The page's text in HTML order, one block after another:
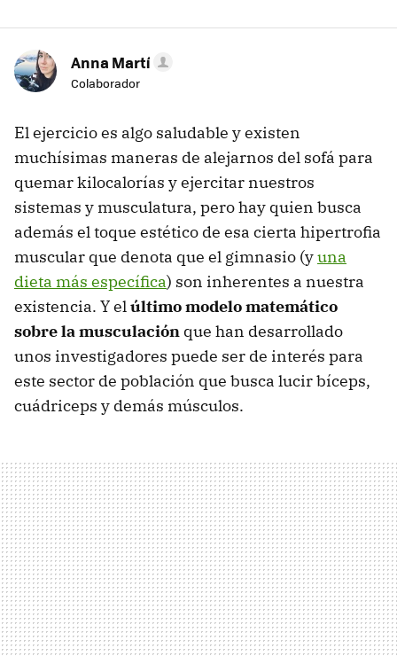
Anna Martí
Colaborador
El ejercicio es algo saludable y existen
muchísimas maneras de alejarnos del sofá para
quemar kilocalorías y ejercitar nuestros
sistemas y musculatura, pero hay quien busca
además el toque estético de esa cierta hipertrofia
muscular que denota que el gimnasio (yuna
dieta más específica) son inherentes a nuestra
existencia. Y elúltimo modelo matemático
sobre la musculación que han desarrollado
unos investigadores puede ser de interés para
este sector de población que busca lucir bíceps,
cuádriceps y demás músculos.